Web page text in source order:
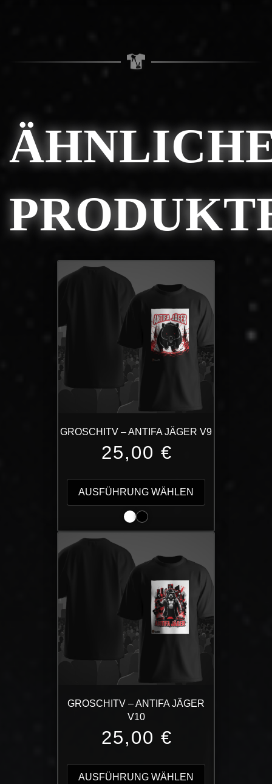
GROSCHITV – ANTIFA JÄGER V9
25,00 €
AUSFÜHRUNG WÄHLEN
weist
Die
Optionen
auf
der
GROSCHITV – ANTIFA JÄGER
V10
25,00 €
AUSFÜHRUNG WÄHLEN